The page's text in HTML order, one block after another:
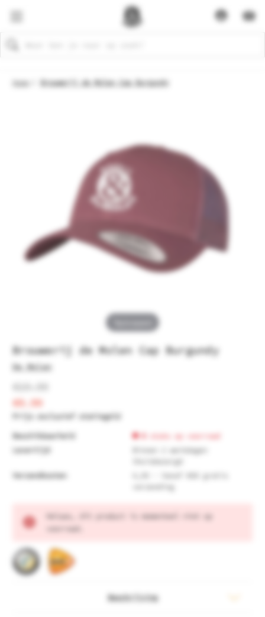
Zoeken
Home Brouwerij de Molen Cap Burgundy
Brouwerij de Molen Cap Burgundy
De Molen
€9.99
Prijs exclusief statiegeld
Beschikbaarheid
stuks op voorraad
Levertijd
Binnen 2 werkdagen
Verzendkosten
voorraad:Helaas, dit product is momenteel niet op
voorraad.
Beschrijving